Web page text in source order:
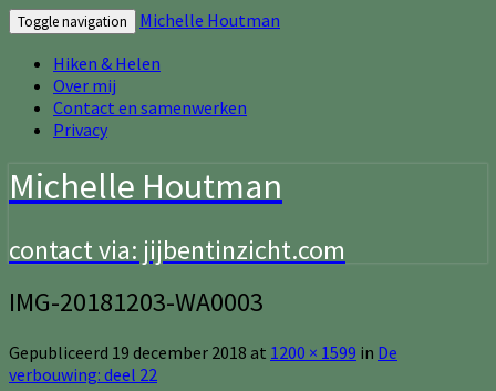
Toggle navigation
Michelle Houtman
Hiken & Helen
Over mij
Contact en samenwerken
Privacy
Michelle Houtman
contact via: jijbentinzicht.com
IMG-20181203-WA0003
Gepubliceerd 19 december 2018 at 1200 × 1599 in De
verbouwing: deel 22